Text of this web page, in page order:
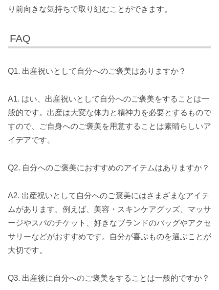
り前向きな気持ちで取り組むことができます。
FAQ
Q1. 出産祝いとして自分へのご褒美はありますか？
A1. はい、出産祝いとして自分へのご褒美をすることは一
般的です。出産は大変な体力と精神力を必要とするもので
すので、ご自身へのご褒美を用意することは素晴らしいア
イデアです。
Q2. 自分へのご褒美におすすめのアイテムはありますか？
A2. 出産祝いとして自分へのご褒美にはさまざまなアイテ
ムがあります。例えば、美容・スキンケアグッズ、マッサ
ージやスパのチケット、好きなブランドのバッグやアクセ
サリーなどがおすすめです。自分が喜ぶものを選ぶことが
大切です。
Q3. 出産後に自分へのご褒美をすることは一般的ですか？